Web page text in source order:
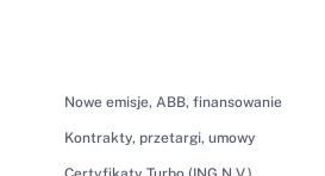
Nowe emisje, ABB, finansowanie
Kontrakty, przetargi, umowy